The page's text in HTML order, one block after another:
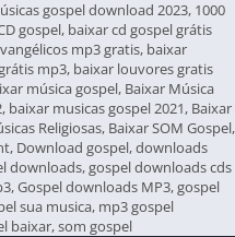
gospel download 2023, 1000
gospel, baixar cd gospel grátis
mp3 gratis, baixar
mp3, baixar louvores gratis
música gospel, Baixar Música
baixar musicas gospel 2021, Baixar
Religiosas, Baixar SOM Gospel,
Download gospel, downloads
downloads, gospel downloads cds
Gospel downloads MP3, gospel
sua musica, mp3 gospel
baixar, som gospel